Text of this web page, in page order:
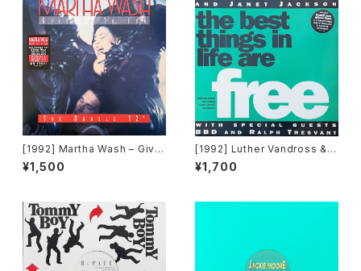
[1992] Martha Wash – Give
It To You [RCA][2枚組]
¥1,500
[1992] Luther Vandross & J
anet Jackson With Special
Guests BBD & Ralph Tresv
¥1,700